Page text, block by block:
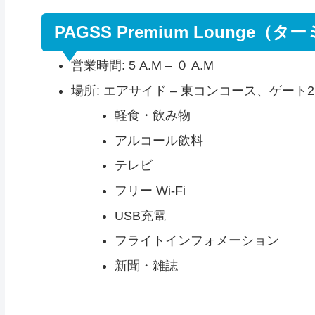
PAGSS Premium Lounge（ター
営業時間: 5 A.M – ０ A.M
場所: エアサイド – 東コンコース、ゲート
軽食・飲み物
アルコール飲料
テレビ
フリー Wi-Fi
USB充電
フライトインフォメーション
新聞・雑誌